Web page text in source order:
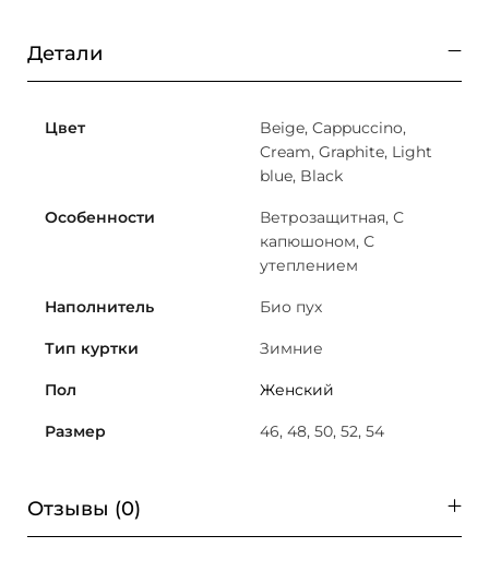
Детали
Цвет
Beige, Cappuccino,
Cream, Graphite, Light
blue, Black
Особенности
Ветрозащитная, С
капюшоном, С
утеплением
Наполнитель Био пух
Тип куртки Зимние
Пол Женский
Размер 46, 48, 50, 52, 54
Отзывы (0)